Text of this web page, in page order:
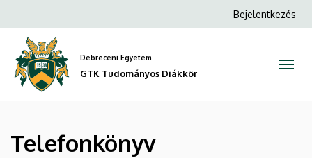
GTK
Tudományos
Diákkör
a
tartalomra
Anonim
Bejelentkezés
Debreceni Egyetem
GTK Tudományos Diákkör
Telefonkönyv